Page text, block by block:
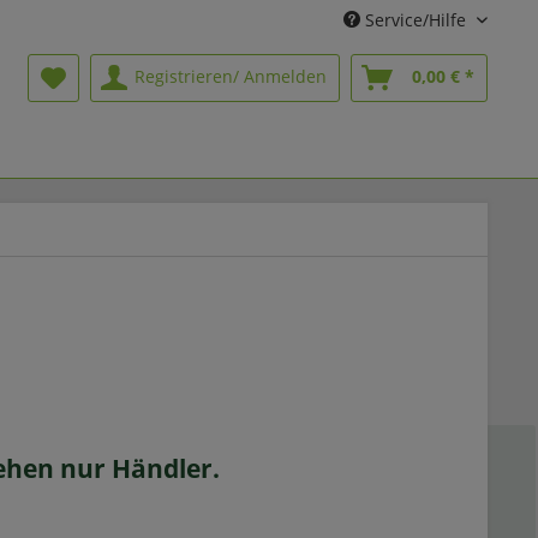
Service/Hilfe
Registrieren/ Anmelden 0,00 € *
nur Händler.